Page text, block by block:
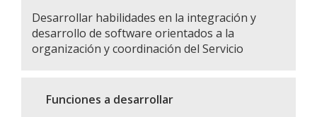
Desarrollar habilidades en la integración y
desarrollo de software orientados a la
organización y coordinación del Servicio
Funciones a desarrollar